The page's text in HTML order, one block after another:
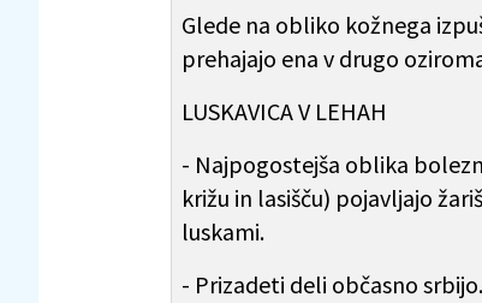
Glede na obliko kožnega
prehajajo ena v drugo
LUSKAVICA V LEHAH
- Najpogostejša oblika
križu in lasišču) pojavljajo
luskami.
- Prizadeti deli občasno srbijo.